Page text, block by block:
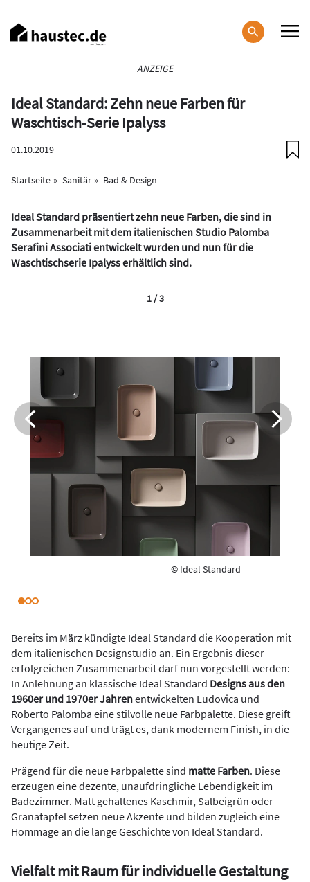
zum
Inhalt
ANZEIGE
Ideal Standard: Zehn neue Farben für
Waschtisch-Serie Ipalyss
01.10.2019
Startseite Sanitär Bad & Design
Ideal Standard präsentiert zehn neue Farben, die sind in
Zusammenarbeit mit dem italienischen Studio Palomba
Serafini Associati entwickelt wurden und nun für die
Waschtischserie Ipalyss erhältlich sind.
© Ideal Standard
1 / 3
Bereits im März kündigte Ideal Standard die Kooperation mit
dem italienischen Designstudio an. Ein Ergebnis dieser
erfolgreichen Zusammenarbeit darf nun vorgestellt werden:
In Anlehnung an klassische Ideal Standard Designs aus den
1960er und 1970er Jahrenentwickelten Ludovica und
Roberto Palomba eine stilvolle neue Farbpalette. Diese greift
Vergangenes auf und trägt es, dank modernem Finish, in die
heutige Zeit.
Prägend für die neue Farbpalette sind matte Farben. Diese
erzeugen eine dezente, unaufdringliche Lebendigkeit im
Badezimmer. Matt gehaltenes Kaschmir, Salbeigrün oder
Granatapfel setzen neue Akzente und bilden zugleich eine
Hommage an die lange Geschichte von Ideal Standard.
Vielfalt mit Raum für individuelle Gestaltung